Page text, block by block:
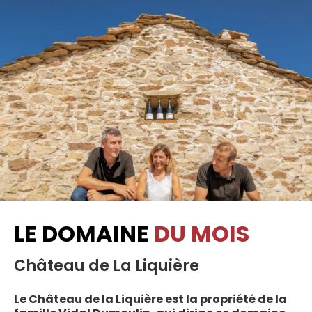
LE DOMAINE DU MOIS
Château de La Liquière
Le Château de la Liquière est la propriété de la